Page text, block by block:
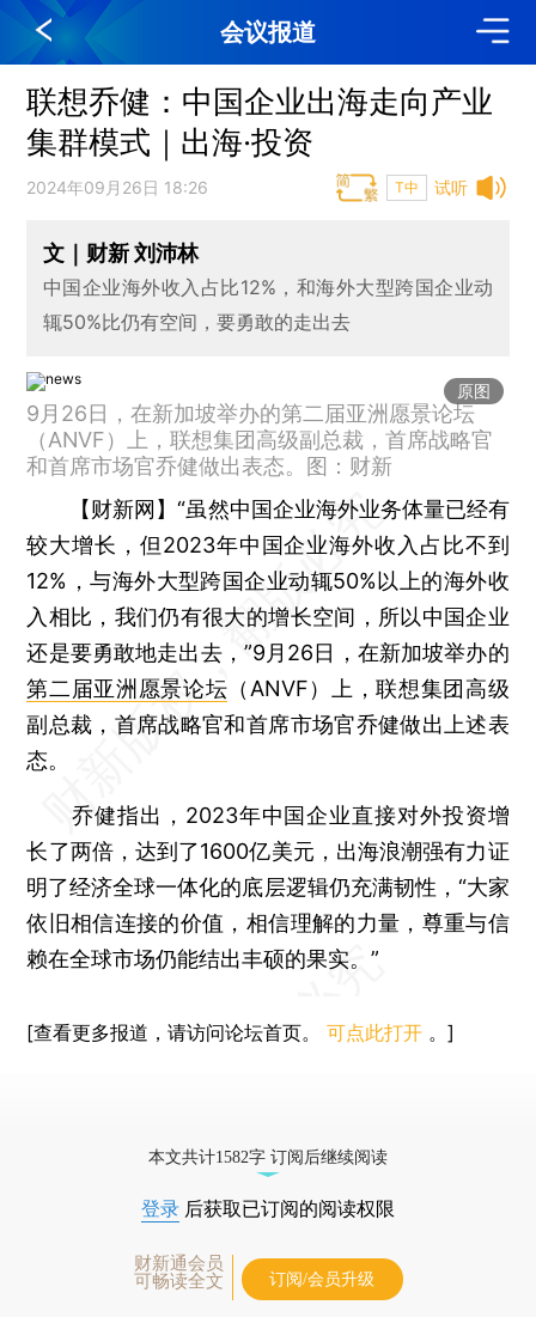
会议报道
联想乔健：中国企业出海走向产业
集群模式｜出海·投资
试听
2024年09月26日 18:26 T中
文｜财新 刘沛林
中国企业海外收入占比12%，和海外大型跨国企业动
辄50%比仍有空间，要勇敢的走出去
原图
9月26日，在新加坡举办的第二届亚洲愿景论坛
（ANVF）上，联想集团高级副总裁，首席战略官
和首席市场官乔健做出表态。图：财新
【财新网】“虽然中国企业海外业务体量已经有
较大增长，但2023年中国企业海外收入占比不到
12%，与海外大型跨国企业动辄50%以上的海外收
入相比，我们仍有很大的增长空间，所以中国企业
还是要勇敢地走出去，”9月26日，在新加坡举办的
第二届亚洲愿景论坛 （ANVF）上，联想集团高级
副总裁，首席战略官和首席市场官乔健做出上述表
态。
乔健指出，2023年中国企业直接对外投资增
长了两倍，达到了1600亿美元，出海浪潮强有力证
明了经济全球一体化的底层逻辑仍充满韧性，“大家
依旧相信连接的价值，相信理解的力量，尊重与信
赖在全球市场仍能结出丰硕的果实。”
[查看更多报道，请访问论坛首页。可点此打开 。]
本文共计1582字 订阅后继续阅读
登录 后获取已订阅的阅读权限
财新通会员
可畅读全文
订阅/会员升级